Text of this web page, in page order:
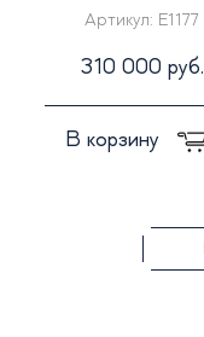
Артикул: E1177
310 000 руб.
В корзину